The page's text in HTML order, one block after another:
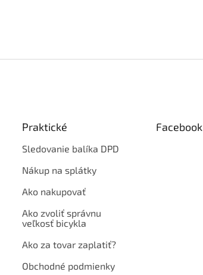
Praktické
Sledovanie balíka DPD
Nákup na splátky
Ako nakupovať
Ako zvoliť správnu
veľkosť bicykla
Ako za tovar zaplatiť?
Obchodné podmienky
Facebook